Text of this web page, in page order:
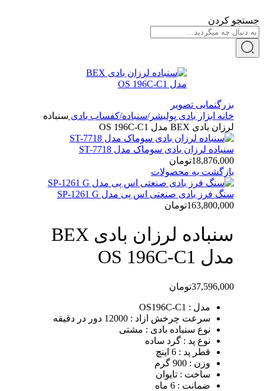
جستجو کردن
بزرگنمایی تصویر
خانه ابزار بادی پولیشر/سنباده/کفساب بادی سنباده
لرزان بادی BEX مدل OS 196C-C1
سنباده لرزان بادی سوماک مدل ST-7718
18,876,000تومان
بازگشت به محصولات
سنگ فرز بادی صنعتی اس پی مدل SP-1261 G
163,800,000تومان
سنباده لرزان بادی BEX
مدل OS 196C-C1
37,596,000تومان
مدل : OS196C-C1
سرعت چرخش ازاد : 12000 دور در دقیقه
نوع سنباده بادی : مشتی
نوع پد : گرد ساده
قطر پد : 6 اینچ
وزن : 900 گرم
ساخت : تایوان
ضمانت : 6 ماه